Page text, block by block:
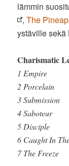
lämmin
,The
ystäville sekä
Charismatic
1 Empire
2 Porcelain
3 Submission
4 Saboteur
5 Disciple
6 Caught In
7 The Freeze